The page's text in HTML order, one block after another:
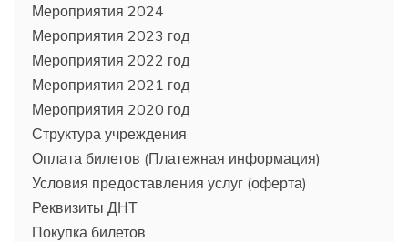
Мероприятия 2024
Мероприятия 2023 год
Мероприятия 2022 год
Мероприятия 2021 год
Мероприятия 2020 год
Структура учреждения
Оплата билетов (Платежная информация)
Условия предоставления услуг (оферта)
Реквизиты ДНТ
Покупка билетов